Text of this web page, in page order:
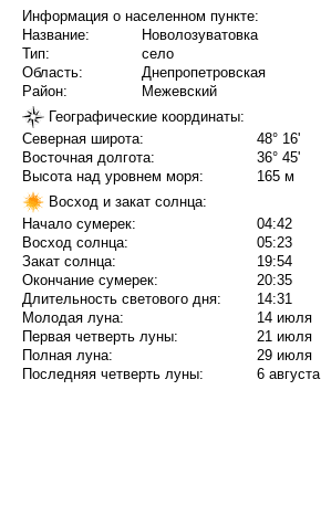
Информация о населенном пункте:
Название:
Новолозуватовка
Тип:
село
Область:
Днепропетровская
Район:
Межевский
Географические координаты:
Северная широта:
48° 16'
Восточная долгота:
36° 45'
Высота над уровнем моря:
165 м
Восход и закат солнца:
Начало сумерек:
04:42
Восход солнца:
05:23
Закат солнца:
19:54
Окончание сумерек:
20:35
Длительность светового дня:
14:31
Молодая луна:
14 июля
Первая четверть луны:
21 июля
Полная луна:
29 июля
Последняя четверть луны:
6 августа